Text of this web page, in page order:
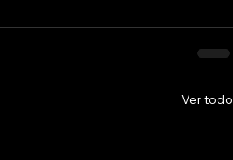
Ver todo